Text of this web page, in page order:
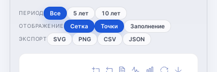
ПЕРИОД Все 5 лет 10 лет
ОТОБРАЖЕНИЕ Сетка Точки Заполнение
ЭКСПОРТ SVG PNG CSV JSON